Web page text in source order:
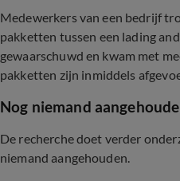
Medewerkers van een bedrijf
pakketten tussen een lading
gewaarschuwd en kwam met
pakketten zijn inmiddels
Nog niemand
De recherche doet verder
niemand aangehouden.